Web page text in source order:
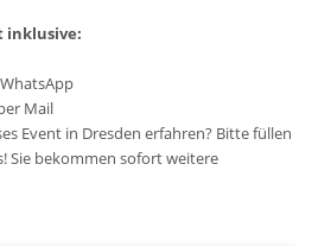
inklusive:
Mail
Event in Dresden erfahren? Bitte füllen
Sie bekommen sofort weitere